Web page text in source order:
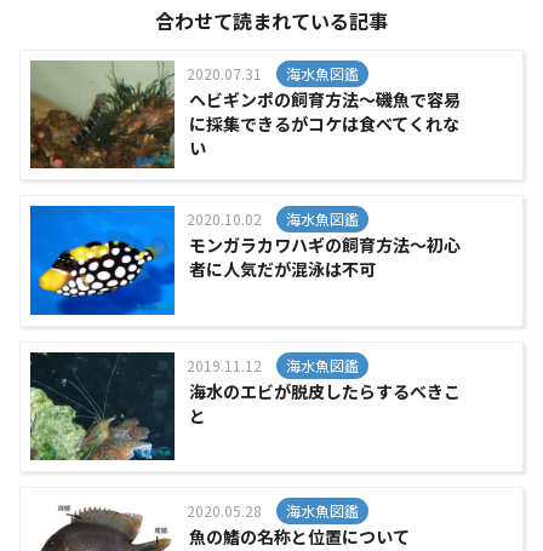
合わせて読まれている記事
2020.07.31 海水魚図鑑
ヘビギンポの飼育方法～磯魚で容易
に採集できるがコケは食べてくれな
い
2020.10.02 海水魚図鑑
モンガラカワハギの飼育方法～初心
者に人気だが混泳は不可
2019.11.12 海水魚図鑑
海水のエビが脱皮したらするべきこ
と
2020.05.28 海水魚図鑑
魚の鰭の名称と位置について